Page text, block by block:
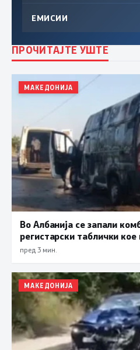
ЕМИСИИ
ПРОЧИТАЈТЕ УШТЕ
МАКЕДОНИЈА
Во Албанија се запали
регистарски таблички
пред 3 мин.
МАКЕДОНИЈА